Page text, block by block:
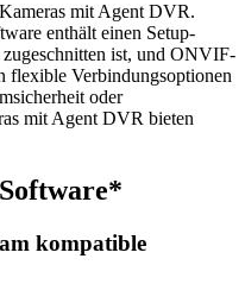
mit Agent DVR.
enthält einen Setup-
ist, und ONVIF-
flexible Verbindungsoptionen
oder
mit Agent DVR bieten
kompatible